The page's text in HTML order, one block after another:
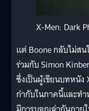
X-Men: Dark
แต่ Boone กลับไม่ส
ร่วมกับ Simon
ซึ่งเป็นผู้เขียนบทหนั
กำกับในภาคนี้และท